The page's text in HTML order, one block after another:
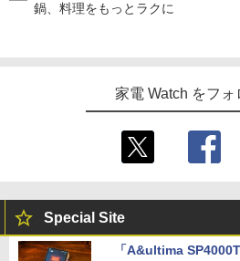
鍋、料理をもっとラクに
家電 Watch をフォ
Special Site
「A&ultima